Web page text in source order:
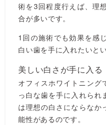
術を3回程度行えば、理
合が多いです。
1回の施術でも効果を感
白い歯を手に入れたいと
美しい白さが手に入る
オフィスホワイトニング
っ白な歯を手に入れられ
は理想の白さにならなか
能性があるのです。